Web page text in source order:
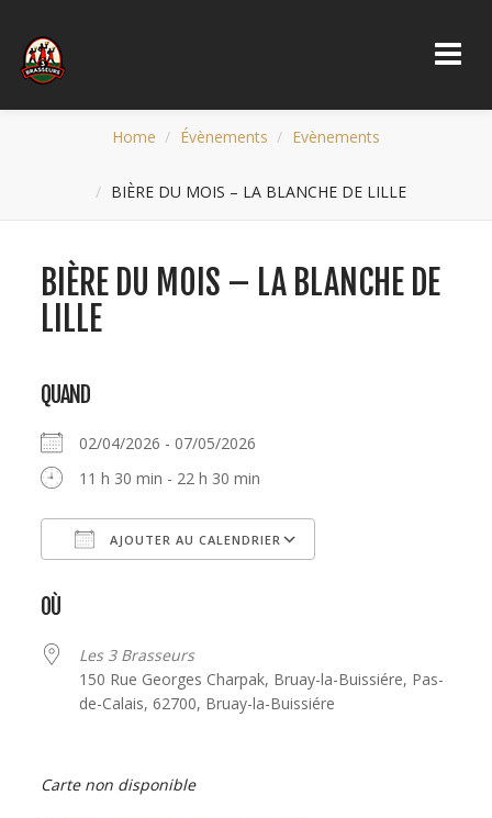
Home Évènements Evènements
BIÈRE DU MOIS – LA BLANCHE DE LILLE
BIÈRE DU MOIS – LA BLANCHE DE
LILLE
QUAND
02/04/2026 - 07/05/2026
11 h 30 min - 22 h 30 min
AJOUTER AU CALENDRIER
OÙ
Les 3 Brasseurs
150 Rue Georges Charpak, Bruay-la-Buissiére, Pas-
de-Calais, 62700, Bruay-la-Buissiére
Carte non disponible